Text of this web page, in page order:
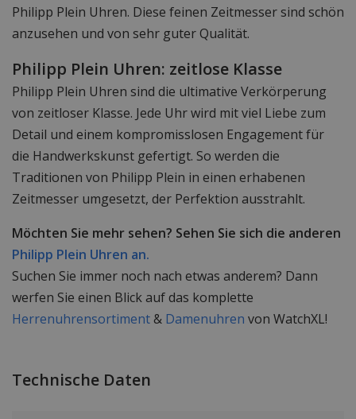
Philipp Plein Uhren. Diese feinen Zeitmesser sind schön
anzusehen und von sehr guter Qualität.
Philipp Plein Uhren: zeitlose Klasse
Philipp Plein Uhren sind die ultimative Verkörperung
von zeitloser Klasse. Jede Uhr wird mit viel Liebe zum
Detail und einem kompromisslosen Engagement für
die Handwerkskunst gefertigt. So werden die
Traditionen von Philipp Plein in einen erhabenen
Zeitmesser umgesetzt, der Perfektion ausstrahlt.
Möchten Sie mehr sehen? Sehen Sie sich die anderen
Philipp Plein Uhren an.
Suchen Sie immer noch nach etwas anderem? Dann
werfen Sie einen Blick auf das komplette
Herrenuhrensortiment& Damenuhren von WatchXL!
Technische Daten